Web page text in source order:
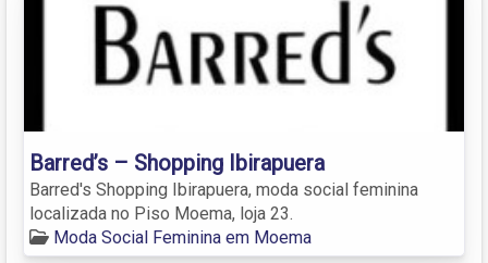
Barred’s – Shopping Ibirapuera
Barred's Shopping Ibirapuera, moda social feminina
localizada no Piso Moema, loja 23.
Moda Social Feminina em Moema